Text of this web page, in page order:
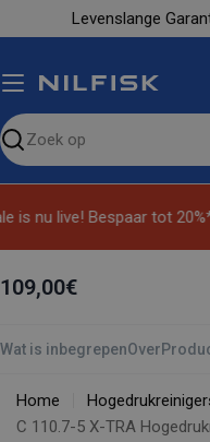
naar
Levenslange
Zoeken
is nu live! Bespaar tot
109,00€
Wat is inbegrepenOver
Home
C 110.7-5 X-TRA